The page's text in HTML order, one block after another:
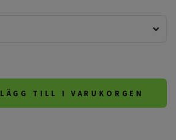
LÄGG TILL I VARUKORGEN